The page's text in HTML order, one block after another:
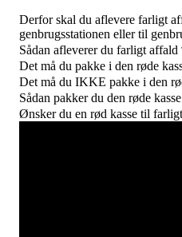
Derfor skal du aflevere farligt
genbrugsstationen eller til
Sådan afleverer du farligt affald
Det må du pakke i den røde
Det må du IKKE pakke i den
Sådan pakker du den røde kasse
Ønsker du en rød kasse til